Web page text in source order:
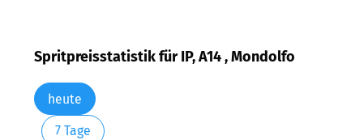
Spritpreisstatistik für IP, A14 , Mondolfo
heute
7 Tage